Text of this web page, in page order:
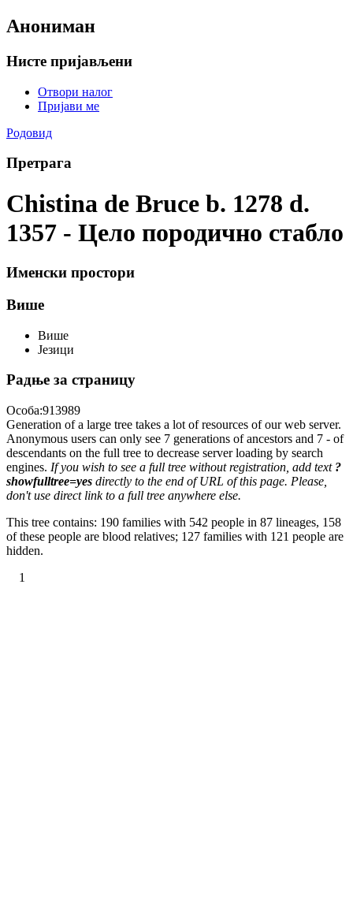
Анониман
Нисте пријављени
Отвори налог
Пријави ме
Родовид
Претрага
Chistina de Bruce b. 1278 d.
1357 - Цело породично стабло
Именски простори
Више
Више
Језици
Радње за страницу
Особа:913989
Generation of a large tree takes a lot of resources of our web server.
Anonymous users can only see 7 generations of ancestors and 7 - of
descendants on the full tree to decrease server loading by search
engines. If you wish to see a full tree without registration, add text ?
showfulltree=yes directly to the end of URL of this page. Please,
don't use direct link to a full tree anywhere else.
This tree contains: 190 families with 542 people in 87 lineages, 158
of these people are blood relatives; 127 families with 121 people are
hidden.
1